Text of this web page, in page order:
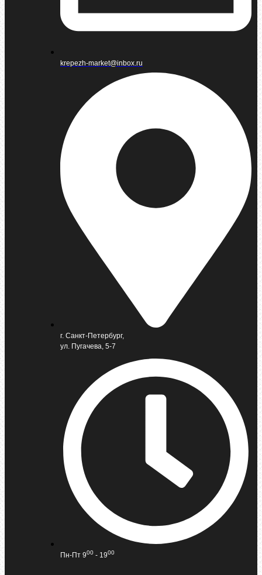
krepezh-market@inbox.ru
г. Санкт-Петербург,
ул. Пугачева, 5-7
Пн-Пт 900 - 1900